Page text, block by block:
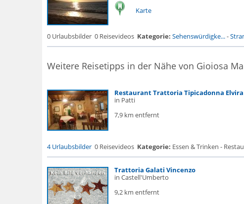
Karte
0 Urlaubsbilder 0 Reisevideos Kategorie: Sehenswürdigke...-
Weitere Reisetipps in der Nähe von Gioiosa
Restaurant Trattoria Tipicadonna Elvira
in Patti
7,9 km entfernt
4 Urlaubsbilder 0 Reisevideos Kategorie: Essen & Trinken -
Trattoria Galati Vincenzo
in Castell'Umberto
9,2 km entfernt